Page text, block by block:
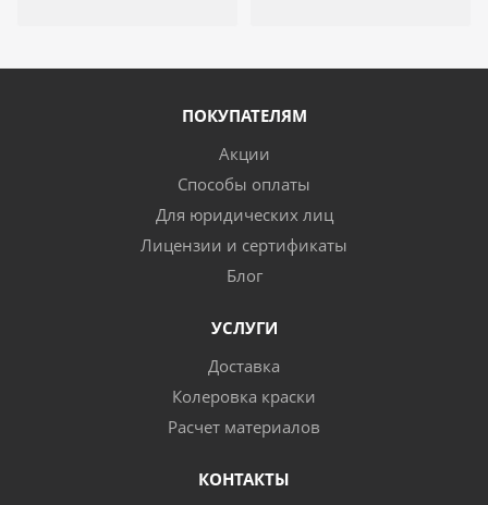
ПОКУПАТЕЛЯМ
Акции
Способы оплаты
Для юридических лиц
Лицензии и сертификаты
Блог
УСЛУГИ
Доставка
Колеровка краски
Расчет материалов
КОНТАКТЫ